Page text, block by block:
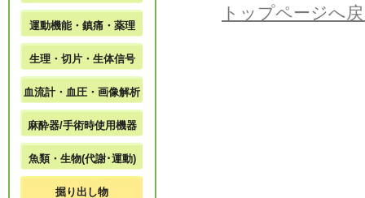
トップページへ
運動機能・鎮痛・薬理
生理・切片・生体信号
血流計・血圧・画像解析
麻酔器/手術時使用機器
魚類・生物(代謝･運動)
掘り出し物